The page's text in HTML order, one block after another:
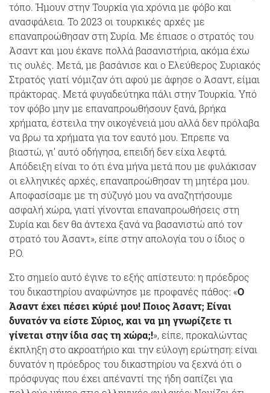
τόπο. Ήμουν στην Τουρκία για χρόνια με φόβο και
ανασφάλεια. Το 2023 οι τουρκικές αρχές με
επαναπροώθησαν στη Συρία. Με έπιασε ο στρατός του
Άσαντ και μου έκανε πολλά βασανιστήρια, ακόμα έχω
τις ουλές. Μετά, με βασάνισε και ο Ελεύθερος Συριακός
Στρατός γιατί νόμιζαν ότι αφού με άφησε ο Άσαντ, είμαι
πράκτορας. Μετά φυγαδεύτηκα πάλι στην Τουρκία. Υπό
τον φόβο μην με επαναπροωθήσουν ξανά, βρήκα
χρήματα, έστειλα την οικογένειά μου αλλά δεν πρόλαβα
να βρω τα χρήματα για τον εαυτό μου. Έπρεπε να
βιαστώ, γι’ αυτό οδήγησα, επειδή δεν είχα λεφτά.
Απόδειξη είναι το ότι ένα μήνα μετά που με φυλάκισαν
οι ελληνικές αρχές, επαναπροώθησαν τη μητέρα μου.
Αποφασίσαμε με τη σύζυγό μου να αναζητήσουμε
ασφαλή χώρα, γιατί γίνονται επαναπροωθήσεις στη
Συρία και δεν θα άντεχα ξανά να βασανιστώ από τον
στρατό του Άσαντ», είπε στην απολογία του ο ίδιος ο
Ρ.Ο.
Στο σημείο αυτό έγινε το εξής απίστευτο: η πρόεδρος
του δικαστηρίου αναφώνησε με προφανές πάθος: «Ο
Άσαντ έχει πέσει κύριέ μου! Ποιος Άσαντ; Είναι
δυνατόν να είστε Σύριος, και να μη γνωρίζετε τι
γίνεται στην ίδια σας τη χώρα;!», είπε, προκαλώντας
έκπληξη στο ακροατήριο και την εύλογη ερώτηση: είναι
δυνατόν η πρόεδρος του δικαστηρίου να ξεχνά ότι ο
πρόσφυγας που έχει απέναντί της ήδη σαπίζει για